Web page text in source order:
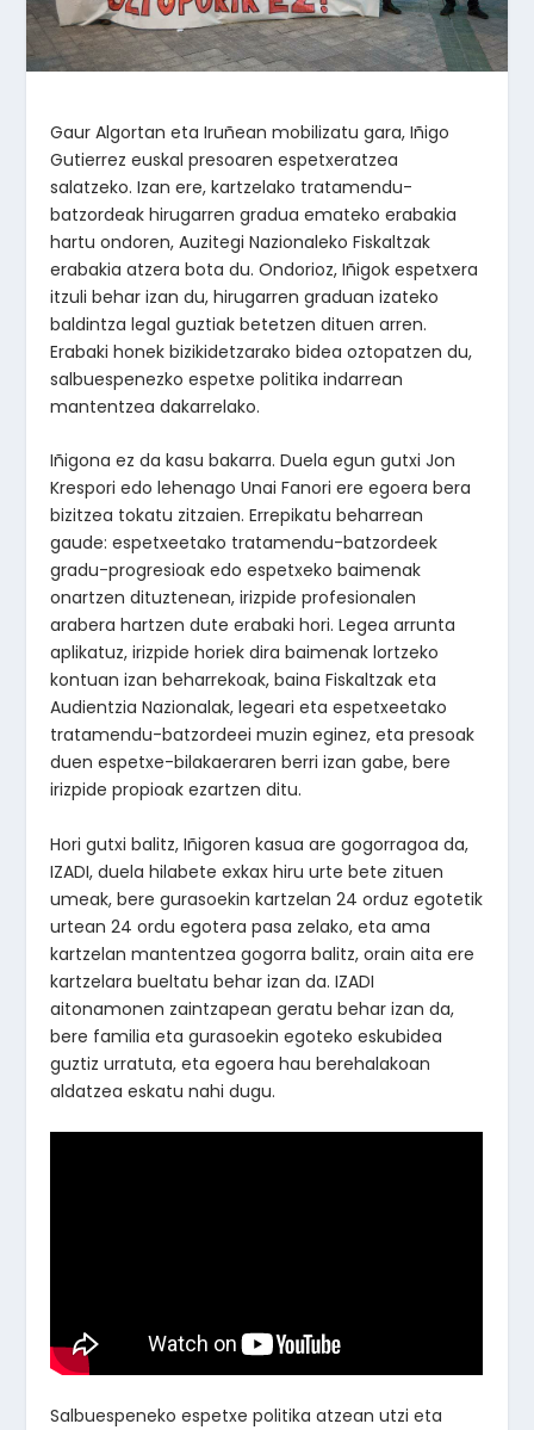
Gaur Algortan eta Iruñean mobilizatu gara, Iñigo
Gutierrez euskal presoaren espetxeratzea
salatzeko. Izan ere, kartzelako tratamendu-
batzordeak hirugarren gradua emateko erabakia
hartu ondoren, Auzitegi Nazionaleko Fiskaltzak
erabakia atzera bota du. Ondorioz, Iñigok espetxera
itzuli behar izan du, hirugarren graduan izateko
baldintza legal guztiak betetzen dituen arren.
Erabaki honek bizikidetzarako bidea oztopatzen du,
salbuespenezko espetxe politika indarrean
mantentzea dakarrelako.
Iñigona ez da kasu bakarra. Duela egun gutxi Jon
Krespori edo lehenago Unai Fanori ere egoera bera
bizitzea tokatu zitzaien. Errepikatu beharrean
gaude: espetxeetako tratamendu-batzordeek
gradu-progresioak edo espetxeko baimenak
onartzen dituztenean, irizpide profesionalen
arabera hartzen dute erabaki hori. Legea arrunta
aplikatuz, irizpide horiek dira baimenak lortzeko
kontuan izan beharrekoak, baina Fiskaltzak eta
Audientzia Nazionalak, legeari eta espetxeetako
tratamendu-batzordeei muzin eginez, eta presoak
duen espetxe-bilakaeraren berri izan gabe, bere
irizpide propioak ezartzen ditu.
Hori gutxi balitz, Iñigoren kasua are gogorragoa da,
IZADI, duela hilabete exkax hiru urte bete zituen
umeak, bere gurasoekin kartzelan 24 orduz egotetik
urtean 24 ordu egotera pasa zelako, eta ama
kartzelan mantentzea gogorra balitz, orain aita ere
kartzelara bueltatu behar izan da. IZADI
aitonamonen zaintzapean geratu behar izan da,
bere familia eta gurasoekin egoteko eskubidea
guztiz urratuta, eta egoera hau berehalakoan
aldatzea eskatu nahi dugu.
Salbuespeneko espetxe politika atzean utzi eta